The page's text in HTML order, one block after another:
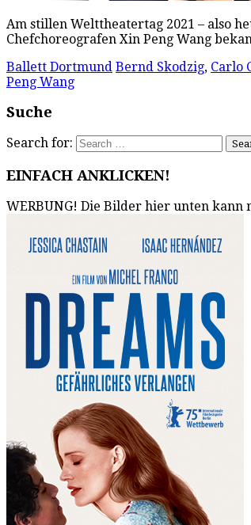
Am stillen Welttheatertag 2021 – also
Chefchoreografen Xin Peng Wang
Ballett Dortmund Bernd Skodzig, Carlo
Peng Wang
Suche
Search for:
EINFACH ANKLICKEN!
WERBUNG! Die Bilder hier unten kann